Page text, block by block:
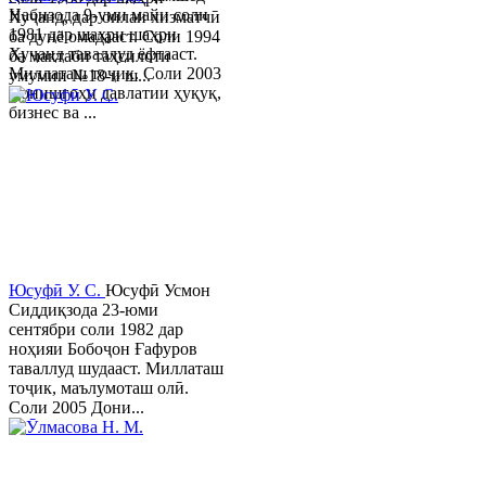
Набизода 9-уми майи соли
1981 дар шаҳри шаҳри
Хуҷанд таваллуд ёфтааст.
Миллаташ тоҷик. Соли 2003
Донишгоҳи давлатии ҳуқуқ,
бизнес ва ...
Хуҷанд, дар оилаи хизматчӣ
ба дунё омадааст. Соли 1994
ба мактаби таҳсилоти
умумии №18-и ш...
Юсуфӣ У. C. Юсуфӣ Усмон
Сиддиқзода 23-юми
сентябри соли 1982 дар
ноҳияи Бобоҷон Ғафуров
таваллуд шудааст. Миллаташ
тоҷик, маълумоташ олӣ.
Соли 2005 Дони...